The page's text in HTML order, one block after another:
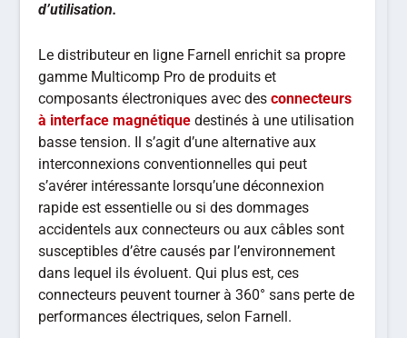
d’utilisation.
Le distributeur en ligne Farnell enrichit sa propre
gamme Multicomp Pro de produits et
composants électroniques avec des connecteurs
à interface magnétique destinés à une utilisation
basse tension. Il s’agit d’une alternative aux
interconnexions conventionnelles qui peut
s’avérer intéressante lorsqu’une déconnexion
rapide est essentielle ou si des dommages
accidentels aux connecteurs ou aux câbles sont
susceptibles d’être causés par l’environnement
dans lequel ils évoluent. Qui plus est, ces
connecteurs peuvent tourner à 360° sans perte de
performances électriques, selon Farnell.